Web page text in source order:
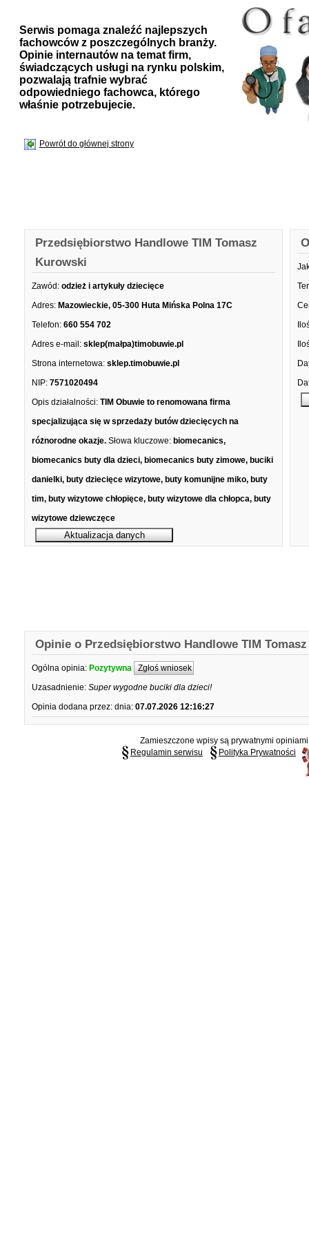
Serwis pomaga znaleźć najlepszych
fachowców z poszczególnych branży.
Opinie internautów na temat firm,
świadczących usługi na rynku polskim,
pozwalają trafnie wybrać
odpowiedniego fachowca, którego
właśnie potrzebujecie.
Powrót do głównej strony
Przedsiębiorstwo Handlowe TIM Tomasz
Kurowski
Zawód: odzież i artykuły dziecięce
Adres: Mazowieckie, 05-300 Huta Mińska Polna 17C
Telefon: 660 554 702
Adres e-mail: sklep(małpa)timobuwie.pl
Strona internetowa: sklep.timobuwie.pl
NIP: 7571020494
Opis działalności: TIM Obuwie to renomowana firma
specjalizująca się w sprzedaży butów dziecięcych na
różnorodne okazje. Słowa kluczowe: biomecanics,
biomecanics buty dla dzieci, biomecanics buty zimowe, buciki
danielki, buty dziecięce wizytowe, buty komunijne miko, buty
tim, buty wizytowe chłopięce, buty wizytowe dla chłopca, buty
wizytowe dziewczęce
Opinie o Przedsiębiorstwo Handlowe TIM
Ogólna opinia: Pozytywna Zgłoś wniosek
Uzasadnienie: Super wygodne buciki dla dzieci!
Opinia dodana przez: dnia: 07.07.2026 12:16:27
Zamieszczone wpisy są prywatnymi
Regulamin serwisu
Polityka Prywatności